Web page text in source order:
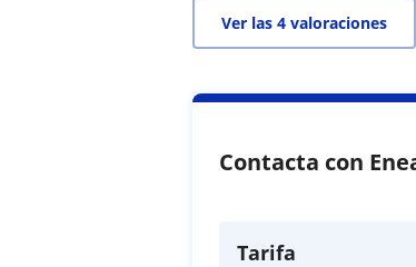
Ver las 4 valoraciones
Contacta con
Tarifa